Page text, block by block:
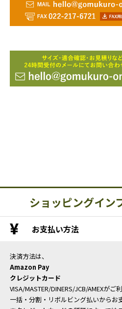
ショッピングイン
お支払い方法
決済方法は、
Amazon Pay
クレジットカード
VISA/MASTER/DINERS/JCB/AMEXがご
一括・分割・リボルビング払いからお